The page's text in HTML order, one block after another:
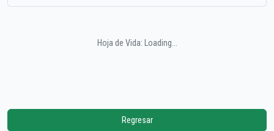
Hoja de Vida: Loading...
Regresar